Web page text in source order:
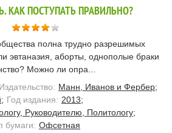
КАК ПОСТУПАТЬ ПРАВИЛЬНО?
полна трудно разрешимых
эвтаназия, аборты, однополые браки
Можно ли опра...
Издательство: Манн, Иванов и Фербер;
Год издания: 2013;
Руководителю, Политологу;
бумаги: Офсетная